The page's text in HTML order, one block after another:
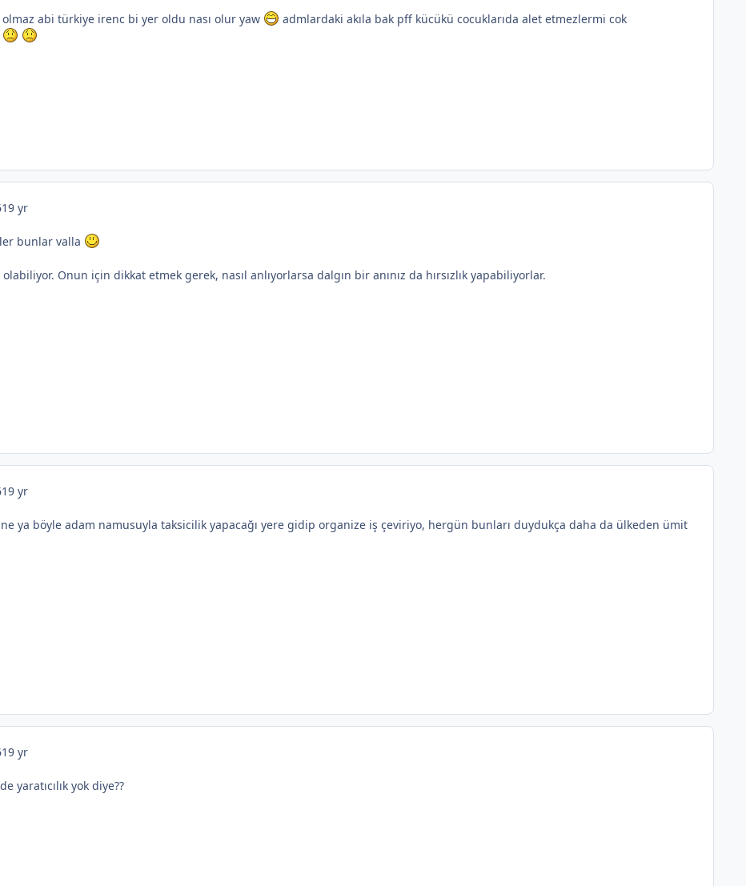
abi türkiye irenc bi yer oldu nası olur yaw
admlardaki akıla bak pff kücükü cocuklarıda alet etmezlermi cok
19 yr
bunlar valla
Onun için dikkat etmek gerek, nasıl anlıyorlarsa dalgın bir anınız da hırsızlık yapabiliyorlar.
19 yr
ya böyle adam namusuyla taksicilik yapacağı yere gidip organize iş çeviriyo, hergün bunları duydukça daha da ülkeden ümit
19 yr
yaratıcılık yok diye??